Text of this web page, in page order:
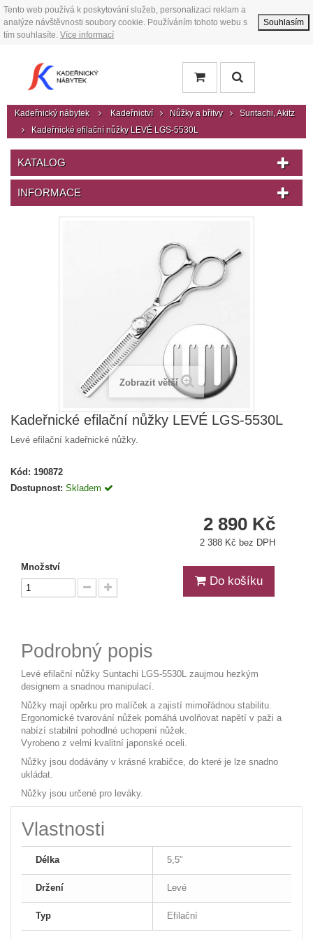
Tento web používá k poskytování služeb, personalizaci reklam a
analýze návštěvnosti soubory cookie. Používáním tohoto webu s
tím souhlasíte. Více informací
Souhlasím
Kadeřnický nábytek Kadeřnictví Nůžky a břitvy
Suntachi, Akitz
Kadeřnické efilační nůžky LEVÉ LGS-5530L
KATALOG
INFORMACE
Zobrazit větší
Kadeřnické efilační nůžky LEVÉ LGS-5530L
Levé efilační kadeřnické nůžky.
Kód: 190872
Dostupnost: Skladem
2 890 Kč
2 388 Kč bez DPH
Množství
Do košíku
Podrobný popis
Levé efilační nůžky Suntachi LGS-5530L zaujmou hezkým
designem a snadnou manipulací.
Nůžky mají opěrku pro malíček a zajistí mimořádnou stabilitu.
Ergonomické tvarování nůžek pomáhá uvolňovat napětí v paži a
nabízí stabilní pohodlné uchopení nůžek.
Vyrobeno z velmi kvalitní japonské oceli.
Nůžky jsou dodávány v krásné krabičce, do které je lze snadno
ukládat.
Nůžky jsou určené pro leváky.
Vlastnosti
Délka 5,5"
Držení Levé
Typ Efilační